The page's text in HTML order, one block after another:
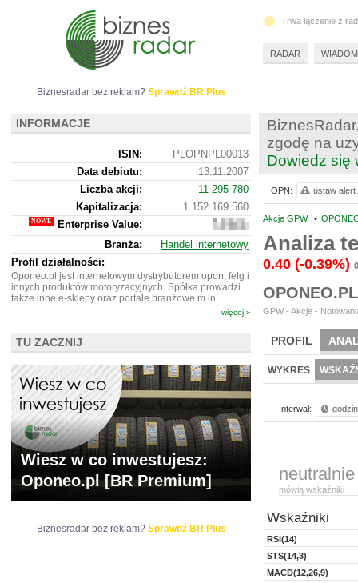
zgodę na
Dowiedz się
Akcje GPW •
Analiza
0.40 (-0.39%)
GPW - Akcje -
PROFIL
WYCENA BR
WYKRES
Interwał:
neutralnie
mówią wskaźniki
Wskaźniki
RSI(14)
STS(14,3)
MACD(12,26,9)
OPN: ustaw alert
Biznesradar bez reklam? Sprawdź BR Plus
INFORMACJE
ISIN:
PLOPNPL00013
Data debiutu:
13.11.2007
Liczba akcji:
11 295 780
Kapitalizacja:
1 152 169 560
Enterprise Value:
1
531
999
Branża:
Handel internetowy
Profil działalności:
Oponeo.pl jest internetowym dystrybutorem opon, felg i
innych produktów motoryzacyjnych. Spółka prowadzi
także inne e-sklepy oraz portale branżowe m.in....
więcej »
TU ZACZNIJ
Wiesz w co inwestujesz:
Oponeo.pl [BR Premium]
Biznesradar bez reklam? Sprawdź BR Plus
Trwa łączenie z
RADAR